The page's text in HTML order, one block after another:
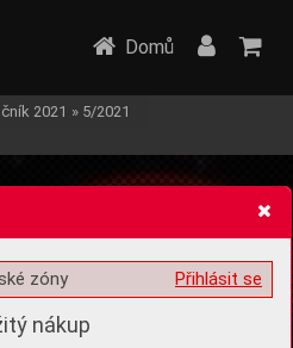
volitelných informací
Domů
2021 » 5/2021
Přihlásit se
zóny
nákup